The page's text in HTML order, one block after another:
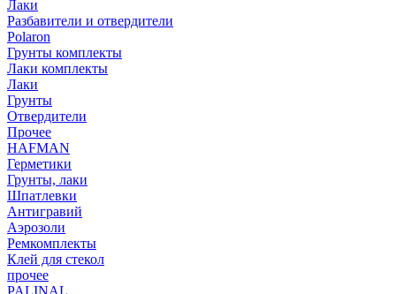
Лаки
Разбавители и отвердители
Polaron
Грунты комплекты
Лаки комплекты
Лаки
Грунты
Отвердители
Прочее
HAFMAN
Герметики
Грунты, лаки
Шпатлевки
Антигравий
Аэрозоли
Ремкомплекты
Клей для стекол
прочее
PALINAL